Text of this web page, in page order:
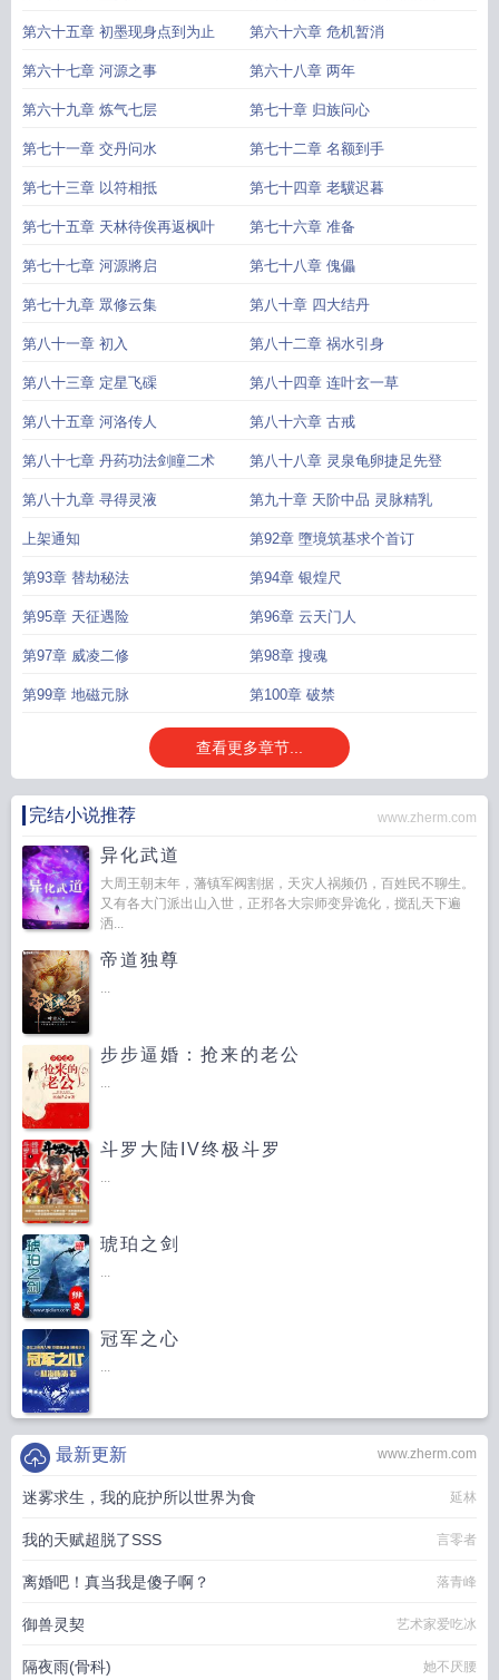
第六十五章 初墨现身点到为止 第六十六章 危机暂消
第六十七章 河源之事 第六十八章 两年
第六十九章 炼气七层 第七十章 归族问心
第七十一章 交丹问水 第七十二章 名额到手
第七十三章 以符相抵 第七十四章 老驥迟暮
第七十五章 天林待俟再返枫叶 第七十六章 准备
第七十七章 河源將启 第七十八章 傀儡
第七十九章 眾修云集 第八十章 四大结丹
第八十一章 初入 第八十二章 祸水引身
第八十三章 定星飞磲 第八十四章 连叶玄一草
第八十五章 河洛传人 第八十六章 古戒
第八十七章 丹药功法剑瞳二术 第八十八章 灵泉龟卵捷足先登
第八十九章 寻得灵液 第九十章 天阶中品 灵脉精乳
上架通知 第92章 墮境筑基求个首订
第93章 替劫秘法 第94章 银煌尺
第95章 天征遇险 第96章 云天门人
第97章 威凌二修 第98章 搜魂
第99章 地磁元脉 第100章 破禁
查看更多章节...
完结小说推荐 www.zherm.com
异化武道
大周王朝末年，藩镇军阀割据，天灾人祸频仍，百姓民不聊生。
又有各大门派出山入世，正邪各大宗师变异诡化，搅乱天下遍
洒...
帝道独尊
...
步步逼婚：抢来的老公
...
斗罗大陆IV终极斗罗
...
琥珀之剑
...
冠军之心
...
www.zherm.com
最新更新
迷雾求生，我的庇护所以世界为食 延林
我的天赋超脱了SSS 言零者
离婚吧！真当我是傻子啊？ 落青峰
御兽灵契 艺术家爱吃冰
隔夜雨(骨科) 她不厌腰